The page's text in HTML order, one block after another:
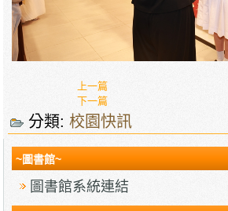
上一篇
下一篇
分類:校園快訊
~圖書館~
圖書館系統連結